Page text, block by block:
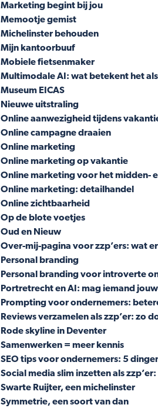
Marketing begint bij jou
Memootje gemist
Michelinster behouden
Mijn kantoorbuuf
Mobiele fietsenmaker
Multimodale AI: wat betekent het
Museum EICAS
Nieuwe uitstraling
Online aanwezigheid tijdens
Online campagne draaien
Online marketing
Online marketing op vakantie
Online marketing voor het midden-
Online marketing: detailhandel
Online zichtbaarheid
Op de blote voetjes
Oud en Nieuw
Over-mij-pagina voor zzp’ers: wat
Personal branding
Personal branding voor introverte
Portretrecht en AI: mag iemand
Prompting voor ondernemers:
Reviews verzamelen als zzp’er: zo
Rode skyline in Deventer
Samenwerken = meer kennis
SEO tips voor ondernemers: 5
Social media slim inzetten als
Swarte Ruijter, een michelinster
Symmetrie, een soort van dan